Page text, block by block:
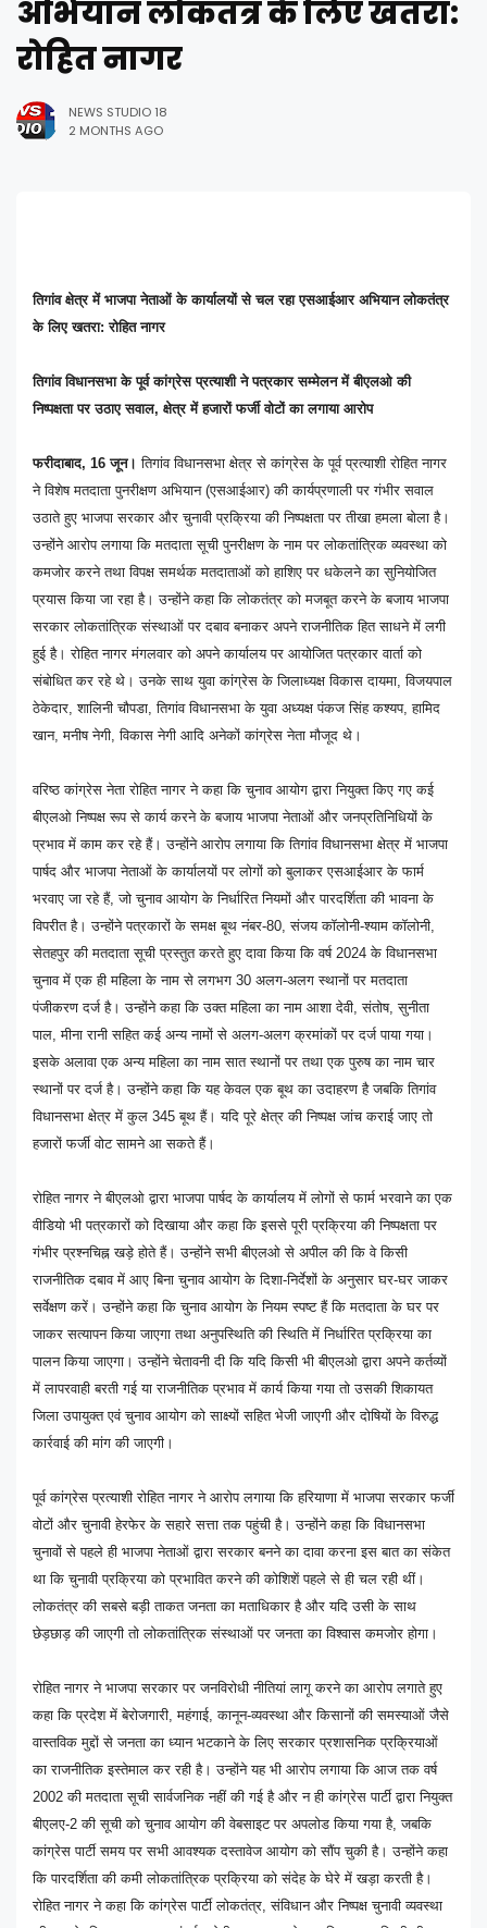
अभियान लोकतंत्र के लिए खतरा:
रोहित नागर
NEWS STUDIO 18
2 MONTHS AGO
तिगांव क्षेत्र में भाजपा नेताओं के कार्यालयों से चल रहा एसआईआर अभियान लोकतंत्र
के लिए खतरा: रोहित नागर
तिगांव विधानसभा के पूर्व कांग्रेस प्रत्याशी ने पत्रकार सम्मेलन में बीएलओ की
निष्पक्षता पर उठाए सवाल, क्षेत्र में हजारों फर्जी वोटों का लगाया आरोप
फरीदाबाद, 16 जून।तिगांव विधानसभा क्षेत्र से कांग्रेस के पूर्व प्रत्याशी रोहित नागर
ने विशेष मतदाता पुनरीक्षण अभियान (एसआईआर) की कार्यप्रणाली पर गंभीर सवाल
उठाते हुए भाजपा सरकार और चुनावी प्रक्रिया की निष्पक्षता पर तीखा हमला बोला है।
उन्होंने आरोप लगाया कि मतदाता सूची पुनरीक्षण के नाम पर लोकतांत्रिक व्यवस्था को
कमजोर करने तथा विपक्ष समर्थक मतदाताओं को हाशिए पर धकेलने का सुनियोजित
प्रयास किया जा रहा है। उन्होंने कहा कि लोकतंत्र को मजबूत करने के बजाय भाजपा
सरकार लोकतांत्रिक संस्थाओं पर दबाव बनाकर अपने राजनीतिक हित साधने में लगी
हुई है। रोहित नागर मंगलवार को अपने कार्यालय पर आयोजित पत्रकार वार्ता को
संबोधित कर रहे थे। उनके साथ युवा कांग्रेस के जिलाध्यक्ष विकास दायमा, विजयपाल
ठेकेदार, शालिनी चौपडा, तिगांव विधानसभा के युवा अध्यक्ष पंकज सिंह कश्यप, हामिद
खान, मनीष नेगी, विकास नेगी आदि अनेकों कांग्रेस नेता मौजूद थे।
वरिष्ठ कांग्रेस नेता रोहित नागर ने कहा कि चुनाव आयोग द्वारा नियुक्त किए गए कई
बीएलओ निष्पक्ष रूप से कार्य करने के बजाय भाजपा नेताओं और जनप्रतिनिधियों के
प्रभाव में काम कर रहे हैं। उन्होंने आरोप लगाया कि तिगांव विधानसभा क्षेत्र में भाजपा
पार्षद और भाजपा नेताओं के कार्यालयों पर लोगों को बुलाकर एसआईआर के फार्म
भरवाए जा रहे हैं, जो चुनाव आयोग के निर्धारित नियमों और पारदर्शिता की भावना के
विपरीत है। उन्होंने पत्रकारों के समक्ष बूथ नंबर-80, संजय कॉलोनी-श्याम कॉलोनी,
सेतहपुर की मतदाता सूची प्रस्तुत करते हुए दावा किया कि वर्ष 2024 के विधानसभा
चुनाव में एक ही महिला के नाम से लगभग 30 अलग-अलग स्थानों पर मतदाता
पंजीकरण दर्ज है। उन्होंने कहा कि उक्त महिला का नाम आशा देवी, संतोष, सुनीता
पाल, मीना रानी सहित कई अन्य नामों से अलग-अलग क्रमांकों पर दर्ज पाया गया।
इसके अलावा एक अन्य महिला का नाम सात स्थानों पर तथा एक पुरुष का नाम चार
स्थानों पर दर्ज है। उन्होंने कहा कि यह केवल एक बूथ का उदाहरण है जबकि तिगांव
विधानसभा क्षेत्र में कुल 345 बूथ हैं। यदि पूरे क्षेत्र की निष्पक्ष जांच कराई जाए तो
हजारों फर्जी वोट सामने आ सकते हैं।
रोहित नागर ने बीएलओ द्वारा भाजपा पार्षद के कार्यालय में लोगों से फार्म भरवाने का एक
वीडियो भी पत्रकारों को दिखाया और कहा कि इससे पूरी प्रक्रिया की निष्पक्षता पर
गंभीर प्रश्नचिह्न खड़े होते हैं। उन्होंने सभी बीएलओ से अपील की कि वे किसी
राजनीतिक दबाव में आए बिना चुनाव आयोग के दिशा-निर्देशों के अनुसार घर-घर जाकर
सर्वेक्षण करें। उन्होंने कहा कि चुनाव आयोग के नियम स्पष्ट हैं कि मतदाता के घर पर
जाकर सत्यापन किया जाएगा तथा अनुपस्थिति की स्थिति में निर्धारित प्रक्रिया का
पालन किया जाएगा। उन्होंने चेतावनी दी कि यदि किसी भी बीएलओ द्वारा अपने कर्तव्यों
में लापरवाही बरती गई या राजनीतिक प्रभाव में कार्य किया गया तो उसकी शिकायत
जिला उपायुक्त एवं चुनाव आयोग को साक्ष्यों सहित भेजी जाएगी और दोषियों के विरुद्ध
कार्रवाई की मांग की जाएगी।
पूर्व कांग्रेस प्रत्याशी रोहित नागर ने आरोप लगाया कि हरियाणा में भाजपा सरकार फर्जी
वोटों और चुनावी हेरफेर के सहारे सत्ता तक पहुंची है। उन्होंने कहा कि विधानसभा
चुनावों से पहले ही भाजपा नेताओं द्वारा सरकार बनने का दावा करना इस बात का संकेत
था कि चुनावी प्रक्रिया को प्रभावित करने की कोशिशें पहले से ही चल रही थीं।
लोकतंत्र की सबसे बड़ी ताकत जनता का मताधिकार है और यदि उसी के साथ
छेड़छाड़ की जाएगी तो लोकतांत्रिक संस्थाओं पर जनता का विश्वास कमजोर होगा।
रोहित नागर ने भाजपा सरकार पर जनविरोधी नीतियां लागू करने का आरोप लगाते हुए
कहा कि प्रदेश में बेरोजगारी, महंगाई, कानून-व्यवस्था और किसानों की समस्याओं जैसे
वास्तविक मुद्दों से जनता का ध्यान भटकाने के लिए सरकार प्रशासनिक प्रक्रियाओं
का राजनीतिक इस्तेमाल कर रही है। उन्होंने यह भी आरोप लगाया कि आज तक वर्ष
2002 की मतदाता सूची सार्वजनिक नहीं की गई है और न ही कांग्रेस पार्टी द्वारा नियुक्त
बीएलए-2 की सूची को चुनाव आयोग की वेबसाइट पर अपलोड किया गया है, जबकि
कांग्रेस पार्टी समय पर सभी आवश्यक दस्तावेज आयोग को सौंप चुकी है। उन्होंने कहा
कि पारदर्शिता की कमी लोकतांत्रिक प्रक्रिया को संदेह के घेरे में खड़ा करती है।
रोहित नागर ने कहा कि कांग्रेस पार्टी लोकतंत्र, संविधान और निष्पक्ष चुनावी व्यवस्था